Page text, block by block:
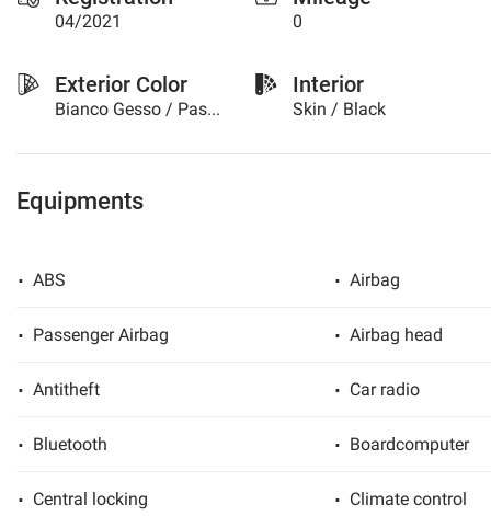
04/2021 0
Exterior Color
Bianco Gesso / Pastel
Interior
Skin / Black
Equipments
ABS Airbag
Passenger Airbag Airbag head
Antitheft Car radio
Bluetooth Boardcomputer
Central locking Climate control
please
the
cookie
You
review
and
choices
any